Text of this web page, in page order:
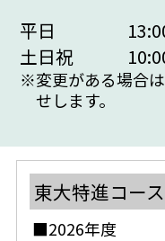
平日
土日祝
※変更がある場合
せします。
東大特進コー
■2026年度